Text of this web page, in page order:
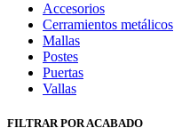
Accesorios
Cerramientos metálicos
Mallas
Postes
Puertas
Vallas
FILTRAR POR ACABADO